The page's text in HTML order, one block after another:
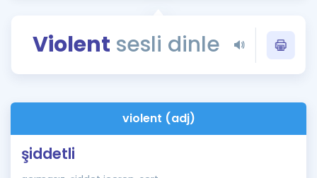
Rehberlik Aracı
ÖSYM Sınav Takvimi
Kampanyalar
Blog
Violent sesli dinle
violent (adj)
şiddetli